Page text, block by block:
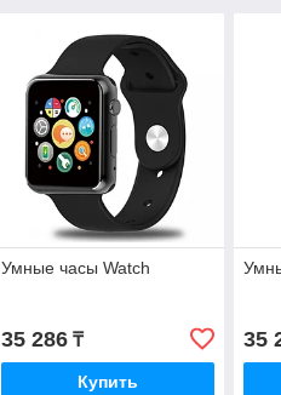
Умные часы Watch
35 286₸
Купить
35